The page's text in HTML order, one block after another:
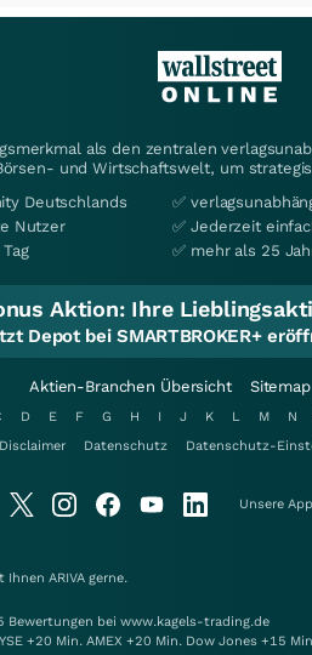
als den zentralen
und Wirtschaftswelt, um
Deutschlands
Nutzer
✅
✅ Jederzeit
✅ mehr als 25
Aktion: Ihre
Depot bei SMARTBROKER+
Aktien-Branchen Übersicht Sitemap
D E F G H I J K L M N
Disclaimer Datenschutz Datenschutz-
Unsere
Ihnen ARIVA gerne.
bei www.kagels-trading.de
+20 Min. AMEX +20 Min. Dow Jones +15